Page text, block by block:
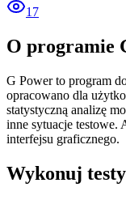
17
O programie
G Power to program
opracowano dla
statystyczną analizę
inne sytuacje testowe.
interfejsu graficznego.
Wykonuj